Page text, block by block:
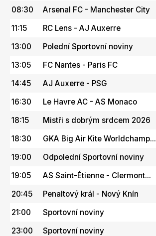
08:30
Arsenal FC - Manchester City
11:15
RC Lens - AJ Auxerre
13:00
Polední Sportovní noviny
13:05
FC Nantes - Paris FC
14:45
AJ Auxerre - PSG
16:30
Le Havre AC - AS Monaco
18:15
Mistři s dobrým srdcem 2026
18:30
GKA Big Air Kite Worldchamp...
19:00
Odpolední Sportovní noviny
19:05
AS Saint-Étienne - Clermont...
20:45
Penaltový král - Nový Knín
21:00
Sportovní noviny
23:00
Sportovní noviny